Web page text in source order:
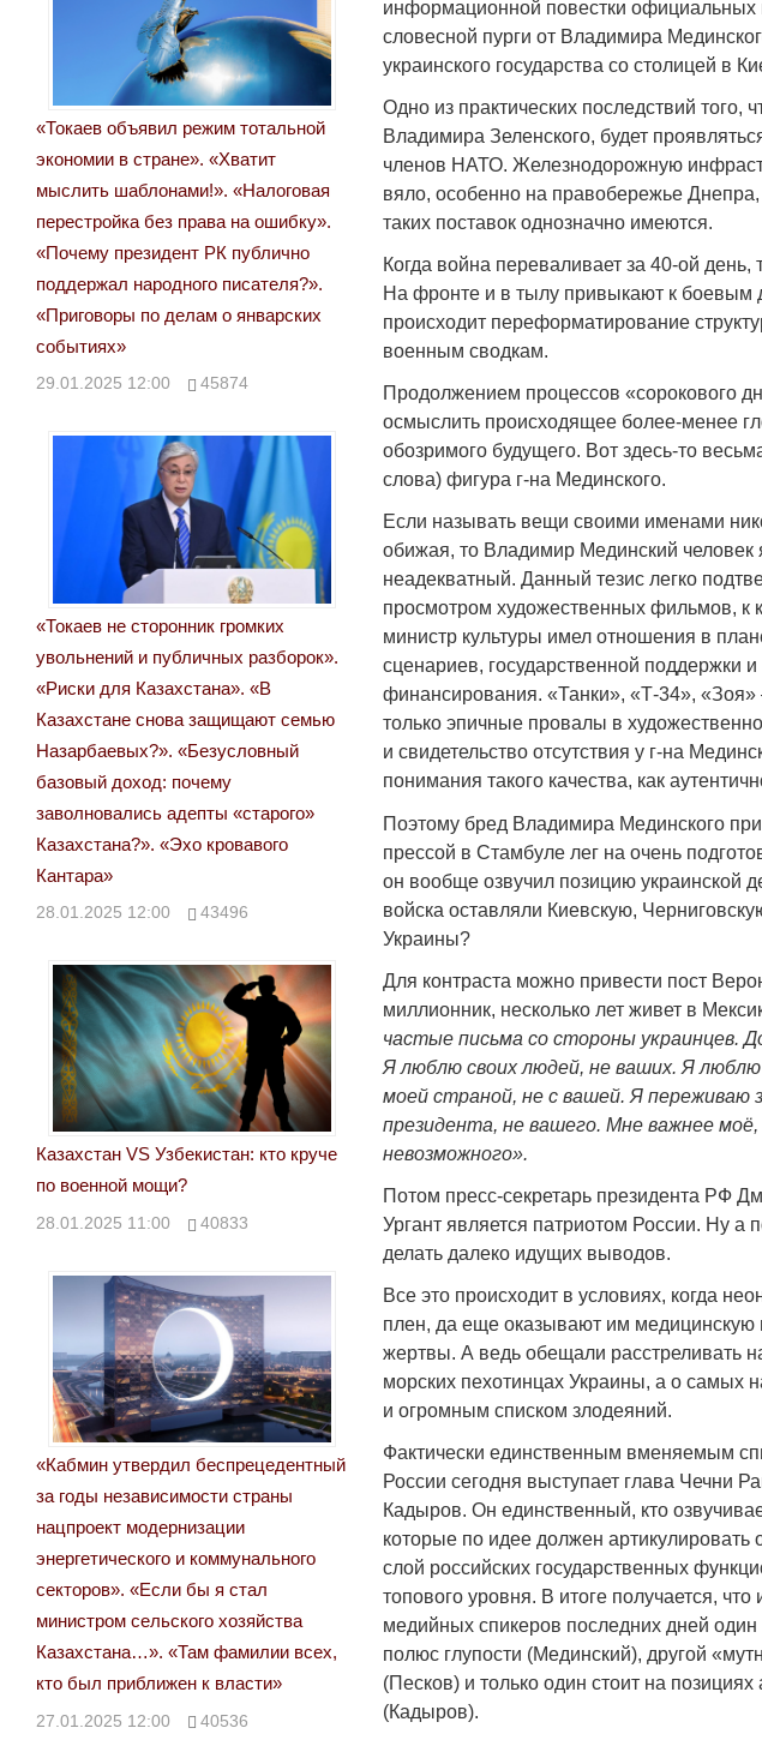
информационной повестки
словесной пурги от Владимира
украинского государства со столицей в
Одно из практических последствий того,
Владимира Зеленского, будет
членов НАТО. Железнодорожную
вяло, особенно на правобережье
таких поставок однозначно имеются.
Когда война переваливает за 40-ой
На фронте и в тылу привыкают к боевым
происходит переформатирование
военным сводкам.
Продолжением процессов «сорокового
осмыслить происходящее более-менее
обозримого будущего. Вот здесь-то
слова) фигура г-на Мединского.
Если называть вещи своими именами
обижая, то Владимир Мединский человек
неадекватный. Данный тезис легко
просмотром художественных фильмов, к
министр культуры имел отношения в
сценариев, государственной поддержки и
финансирования. «Танки», «Т-34», «Зоя»
только эпичные провалы в
и свидетельство отсутствия у г-на
понимания такого качества, как
Поэтому бред Владимира Мединского
прессой в Стамбуле лег на очень
он вообще озвучил позицию украинской
войска оставляли Киевскую,
Украины?
Для контраста можно привести пост
миллионник, несколько лет живет в
частые письма со стороны украинцев.
Я люблю своих людей, не ваших. Я
моей страной, не с вашей. Я переживаю
президента, не вашего. Мне важнее
невозможного».
Потом пресс-секретарь президента РФ
Ургант является патриотом России. Ну а
делать далеко идущих выводов.
Все это происходит в условиях, когда
плен, да еще оказывают им медицинскую
жертвы. А ведь обещали расстреливать
морских пехотинцах Украины, а о самых
и огромным списком злодеяний.
Фактически единственным вменяемым
России сегодня выступает глава Чечни
Кадыров. Он единственный, кто
которые по идее должен
слой российских государственных
топового уровня. В итоге получается, что
медийных спикеров последних дней один
полюс глупости (Мединский), другой
(Песков) и только один стоит на позициях
(Кадыров).
«Токаев объявил режим тотальной
экономии в стране». «Хватит
мыслить шаблонами!». «Налоговая
перестройка без права на ошибку».
«Почему президент РК публично
поддержал народного писателя?».
«Приговоры по делам о январских
событиях»
29.01.2025 12:00 45874
«Токаев не сторонник громких
увольнений и публичных разборок».
«Риски для Казахстана». «В
Казахстане снова защищают семью
Назарбаевых?». «Безусловный
базовый доход: почему
заволновались адепты «старого»
Казахстана?». «Эхо кровавого
Кантара»
28.01.2025 12:00 43496
Казахстан VS Узбекистан: кто круче
по военной мощи?
28.01.2025 11:00 40833
«Кабмин утвердил беспрецедентный
за годы независимости страны
нацпроект модернизации
энергетического и коммунального
секторов». «Если бы я стал
министром сельского хозяйства
Казахстана…». «Там фамилии всех,
кто был приближен к власти»
27.01.2025 12:00 40536